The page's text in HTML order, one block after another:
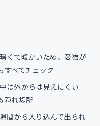
暗くて暖かいため、愛猫が
すべてチェック
は外からは見えにくい
隠れ場所
間から入り込んで出られ